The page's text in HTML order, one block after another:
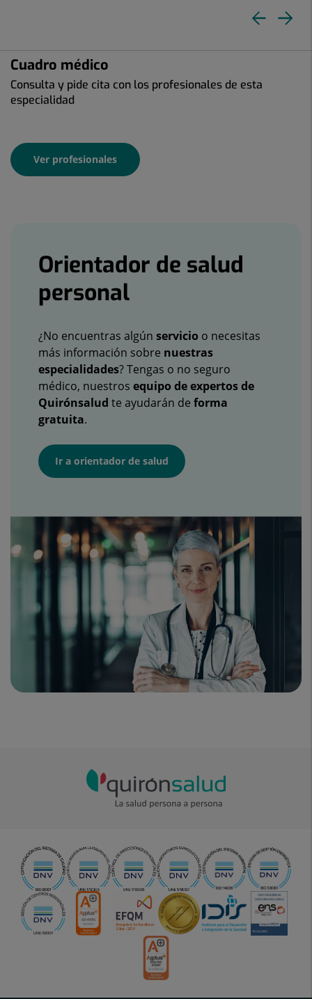
Cuadro médico
Consulta y pide cita con los profesionales de esta
especialidad
Ver profesionales
Orientador de salud
personal
¿No encuentras algún servicio o necesitas
más información sobre nuestras
especialidades? Tengas o no seguro
médico, nuestros equipo de expertos de
Quirónsalud te ayudarán de forma
gratuita.
Ir a orientador de salud